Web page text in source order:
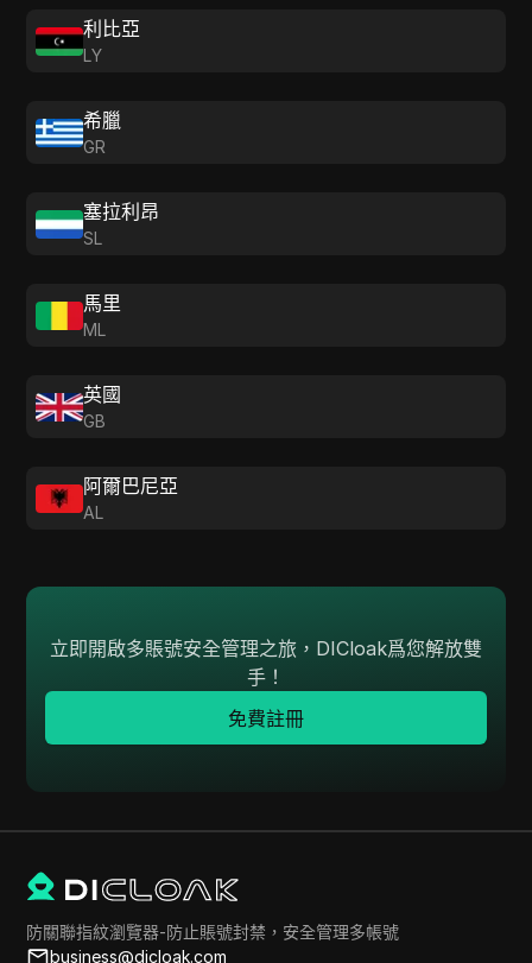
利比亞
LY
希臘
GR
塞拉利昂
SL
馬里
ML
英國
GB
阿爾巴尼亞
AL
立即開啟多賬號安全管理之旅，DICloak爲您解放雙
手！
免費註冊
防關聯指紋瀏覽器-防止賬號封禁，安全管理多帳號
business@dicloak.com